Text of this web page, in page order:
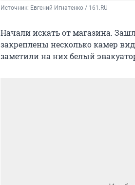
Источник: Евгений Игнатенко / 161.RU
Начали искать от магазина.
закреплены несколько камер
заметили на них белый